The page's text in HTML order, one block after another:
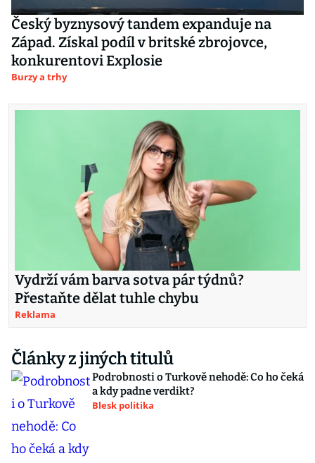
Český byznysový tandem expanduje na
Západ. Získal podíl v britské zbrojovce,
konkurentovi Explosie
Burzy a trhy
Vydrží vám barva sotva pár týdnů?
Přestaňte dělat tuhle chybu
Reklama
Články z jiných titulů
Podrobnosti o Turkově nehodě: Co ho čeká
a kdy padne verdikt?
Blesk politika